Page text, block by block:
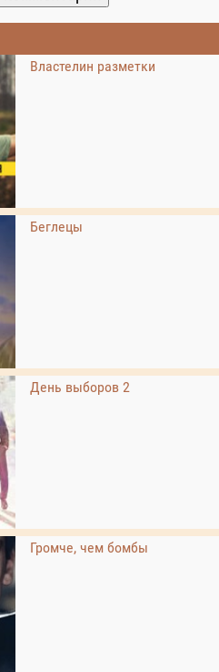
Властелин разметки
Беглецы
День выборов 2
Громче, чем бомбы